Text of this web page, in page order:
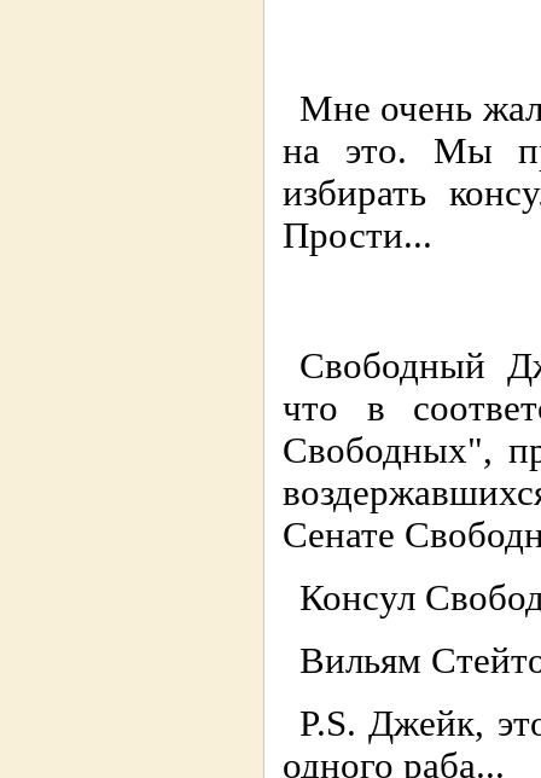
Мне очень
на это. Мы
избирать
Прости...
Свободный
что в
Свободных",
Сенате
Консул
Вильям
P.S. Джейк,
одного раба...